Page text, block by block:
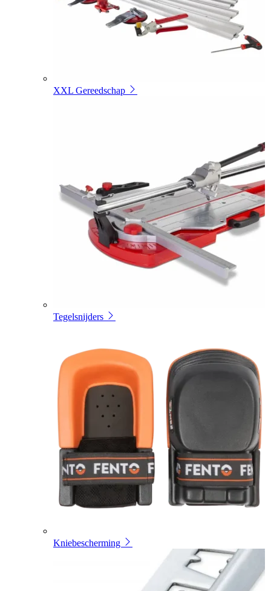
XXL Gereedschap
Tegelsnijders
Kniebescherming